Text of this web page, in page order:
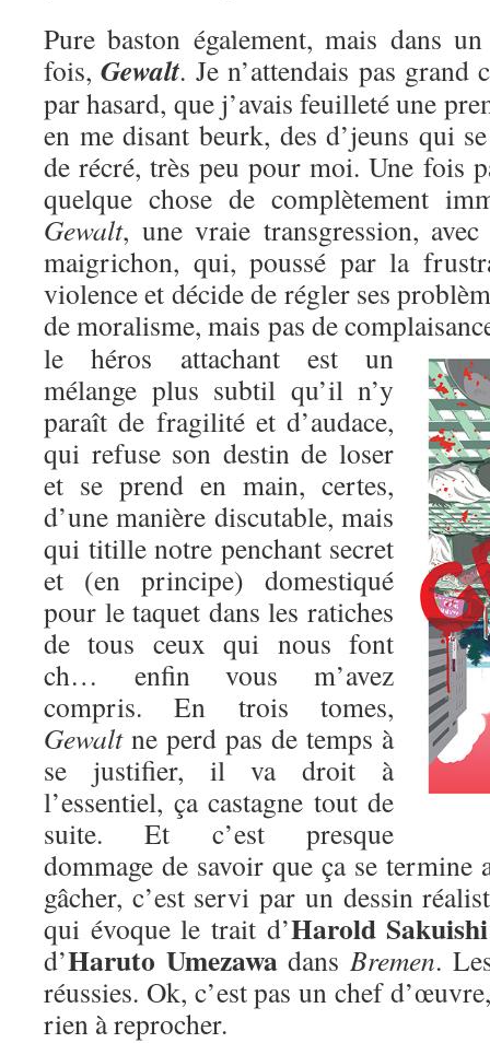
Pure baston également, mais dans
fois,Gewalt. Je n’attendais pas grand
par hasard, que j’avais feuilleté une
en me disant beurk, des d’jeuns qui
de récré, très peu pour moi. Une fois
quelque chose de complètement
Gewalt, une vraie transgression,
maigrichon, qui, poussé par la
violence et décide de régler ses
de moralisme, mais pas de
le héros attachant est un
mélange plus subtil qu’il n’y
paraît de fragilité et d’audace,
qui refuse son destin de loser
et se prend en main, certes,
d’une manière discutable, mais
qui titille notre penchant secret
et (en principe) domestiqué
pour le taquet dans les ratiches
de tous ceux qui nous font
ch… enfin vous m’avez
compris. En trois tomes,
Gewaltne perd pas de temps à
se justifier, il va droit à
l’essentiel, ça castagne tout de
suite. Et c’est presque
dommage de savoir que ça se
gâcher, c’est servi par un dessin
qui évoque le trait d’Harold Sakuishi
d’Haruto UmezawadansBremen.
réussies. Ok, c’est pas un chef
rien à reprocher.